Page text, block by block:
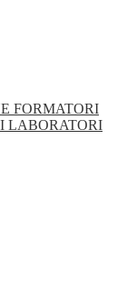
FORMATORI
LABORATORI